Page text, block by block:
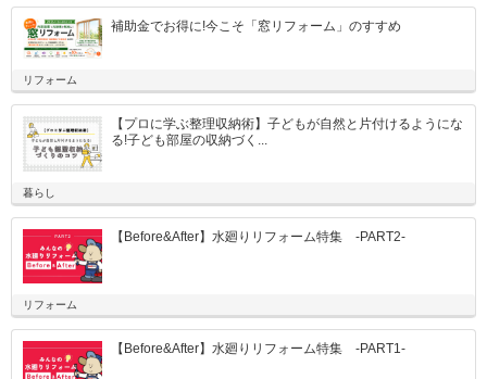
補助金でお得に!今こそ「窓リフォーム」のすすめ
リフォーム
【プロに学ぶ整理収納術】子どもが自然と片付けるようにな
る!子ども部屋の収納づく...
暮らし
【Before&After】水廻りリフォーム特集 -PART2-
リフォーム
【Before&After】水廻りリフォーム特集 -PART1-